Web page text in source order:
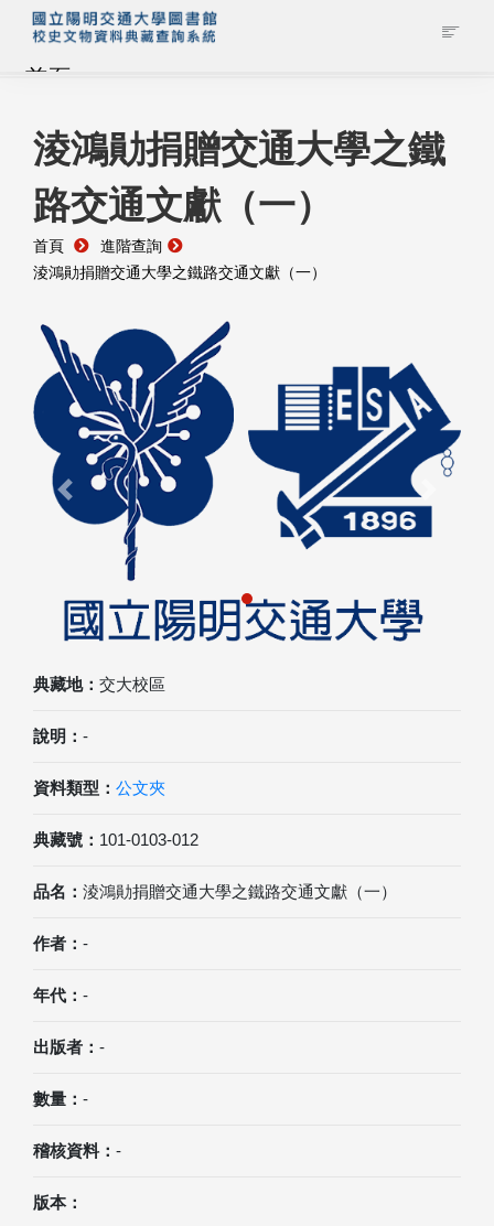
首頁
藏品查詢
校史館簡介
藏品清單全覽
資料調閱申請
管理者登入
淩鴻勛捐贈交通大學之鐵
路交通文獻（一）
首頁
進階查詢
淩鴻勛捐贈交通大學之鐵路交通文獻（一）
典藏地： 交大校區
說明： -
資料類型： 公文夾
典藏號： 101-0103-012
品名： 淩鴻勛捐贈交通大學之鐵路交通文獻（一）
作者： -
年代： -
出版者： -
數量： -
稽核資料： -
版本：
Previous